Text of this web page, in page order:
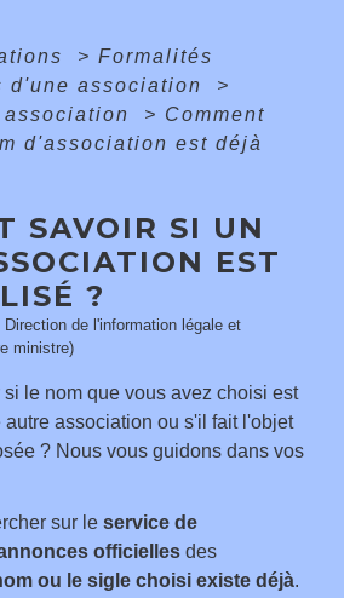
> Formalités
d'une association
>
> Comment
d'association est déjà
SAVOIR SI UN
EST
?
de l'information légale et
ministre)
le nom que vous avez choisi est
association ou s'il fait l'objet
? Nous vous guidons dans vos
sur le service de
officielles des
ou le sigle choisi existe déjà.